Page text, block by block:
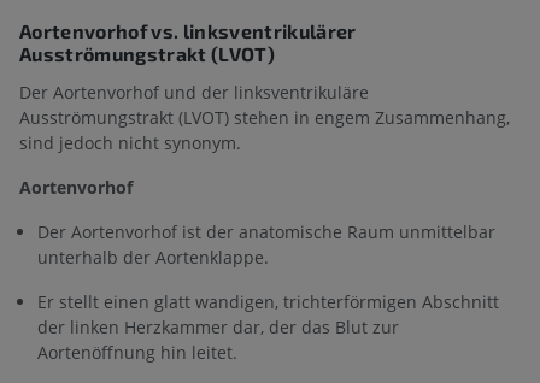
Aortenvorhof vs. linksventrikulärer
Ausströmungstrakt (LVOT)
Der Aortenvorhof und der linksventrikuläre
Ausströmungstrakt (LVOT) stehen in engem Zusammenhang,
sind jedoch nicht synonym.
Aortenvorhof
Der Aortenvorhof ist der anatomische Raum unmittelbar
unterhalb der Aortenklappe.
Er stellt einen glatt wandigen, trichterförmigen Abschnitt
der linken Herzkammer dar, der das Blut zur
Aortenöffnung hin leitet.